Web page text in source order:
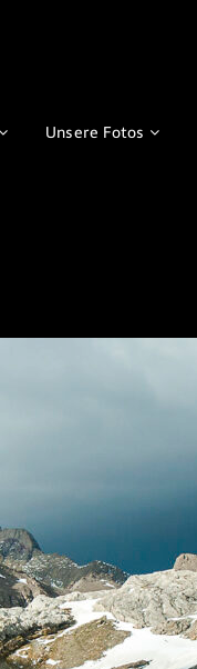
Unsere Fotos